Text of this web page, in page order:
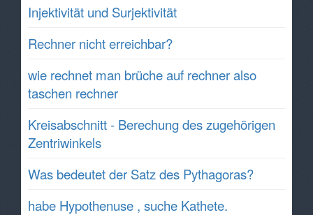
Injektivität und Surjektivität
Rechner nicht erreichbar?
wie rechnet man brüche auf rechner also
taschen rechner
Kreisabschnitt - Berechung des zugehörigen
Zentriwinkels
Was bedeutet der Satz des Pythagoras?
habe Hypothenuse , suche Kathete.